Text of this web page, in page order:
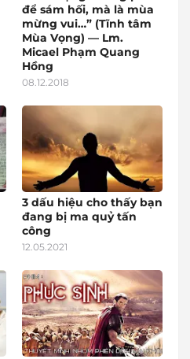
để sám hối, mà là mùa
mừng vui…” (Tĩnh tâm
Mùa Vọng) — Lm.
Micael Phạm Quang
Hồng
08.12.2018
3 dấu hiệu cho thấy bạn
đang bị ma quỷ tấn
công
12.05.2021